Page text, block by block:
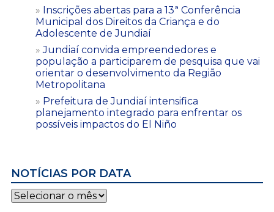
Inscrições abertas para a 13ª Conferência
Municipal dos Direitos da Criança e do
Adolescente de Jundiaí
Jundiaí convida empreendedores e
população a participarem de pesquisa que vai
orientar o desenvolvimento da Região
Metropolitana
Prefeitura de Jundiaí intensifica
planejamento integrado para enfrentar os
possíveis impactos do El Niño
NOTÍCIAS POR DATA
Notícias
por